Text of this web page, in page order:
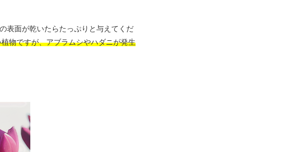
表面が乾いたらたっぷりと与えてくだ
物ですが、アブラムシやハダニが発生